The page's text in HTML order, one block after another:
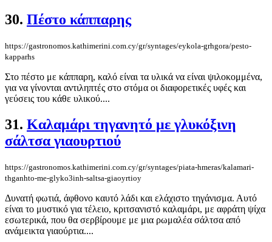
30. Πέστο κάππαρης
https://gastronomos.kathimerini.com.cy/gr/syntages/eykola-grhgora/pesto-
kapparhs
Στο πέστο με κάππαρη, καλό είναι τα υλικά να είναι ψιλοκομμένα,
για να γίνονται αντιληπτές στο στόμα οι διαφορετικές υφές και
γεύσεις του κάθε υλικού....
31. Καλαμάρι τηγανητό με γλυκόξινη
σάλτσα γιαουρτιού
https://gastronomos.kathimerini.com.cy/gr/syntages/piata-hmeras/kalamari-
thganhto-me-glyko3inh-saltsa-giaoyrtioy
Δυνατή φωτιά, άφθονο καυτό λάδι και ελάχιστο τηγάνισμα. Αυτό
είναι το μυστικό για τέλειο, κριτσανιστό καλαμάρι, με αφράτη ψίχα
εσωτερικά, που θα σερβίρουμε με μια ρωμαλέα σάλτσα από
ανάμεικτα γιαούρτια....